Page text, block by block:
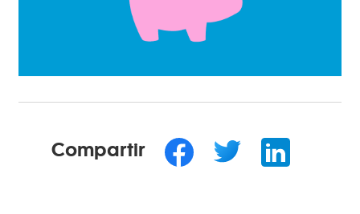
Compartir